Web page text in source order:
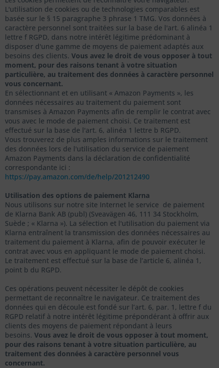
L'utilisation de cookies ou de technologies comparables est
basée sur le § 15 paragraphe 3 phrase 1 TMG. Vos données à
caractère personnel sont traitées sur la base de l'art. 6 alinéa 1
lettre f RGPD, dans notre intérêt légitime prédominant à
disposer d'une gamme de moyens de paiement adaptés aux
besoins des clients. Vous avez le droit de vous opposer à tout
moment, pour des raisons tenant à votre situation
particulière, au traitement des données à caractère personnel
vous concernant.
En sélectionnant et en utilisant « Amazon Payments », les
données nécessaires au traitement du paiement sont
transmises à Amazon Payments afin de remplir le contrat avec
vous avec le mode de paiement choisi. Ce traitement est
effectué sur la base de l'art. 6, alinéa 1 lettre b RGPD.
Vous trouverez de plus amples informations sur le traitement
des données lors de l'utilisation du service de paiement
Amazon Payments dans la déclaration de confidentialité
correspondante ici :
https://pay.amazon.com/de/help/201212490
Utilisation des options de paiement Klarna
Nous utilisons sur notre site Internet le service de paiement
de Klarna Bank AB (publ) (Sveavägen 46, 111 34 Stockholm,
Suède ; « Klarna »). La sélection et l'utilisation du paiement via
Klarna entraînent la transmission des données nécessaires au
traitement du paiement à Klarna, afin de pouvoir exécuter le
contrat avec vous en appliquant le mode de paiement choisi.
Le traitement est effectué sur la base de l’article 6, alinéa 1,
point b du RGPD.
Ces opérations peuvent nécessiter le dépôt de cookies
permettant de reconnaître le navigateur. Ce traitement des
données qui en découle est fondé sur l’art. 6, par. 1, lettre f du
RGPD relatif à notre intérêt légitime prépondérant à offrir aux
clients des moyens de paiement répondant à leurs
besoins. Vous avez le droit de vous opposer à tout moment,
pour des raisons tenant à votre situation particulière, au
traitement des données à caractère personnel vous
concernant.